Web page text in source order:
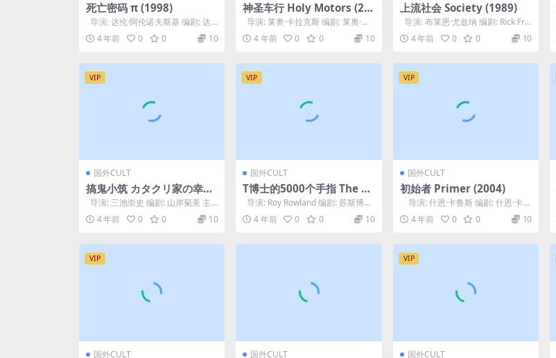
死亡密码 π (1998)
导演: 达伦·阿伦诺夫斯基 编剧: 达
伦·阿伦诺夫斯基 / 肖恩·...
4 年前 0 0 10
神圣车行 Holy Motors (20
12)
导演: 莱奥·卡拉克斯 编剧: 莱奥·卡
拉克斯 主演: 德尼·拉旺...
4 年前 0 0 10
上流社会 Society (1989)
导演: 布莱恩·尤兹纳 编剧: Rick Fr
y / Woody ...
4 年前 0 0 10
VIP
国外CULT
搞鬼小筑 カタクリ家の幸福
(2001)
导演: 三池崇史 编剧: 山岸菊美 主
演: 泽田研二 / 松坂庆子...
4 年前 0 0 10
VIP
国外CULT
T博士的5000个手指 The 5,
000 Fingers of Dr. T. (195
3)
导演: Roy Rowland 编剧: 苏斯博
士 / 艾伦·斯科特...
4 年前 0 0 10
VIP
国外CULT
初始者 Primer (2004)
导演: 什恩·卡鲁斯 编剧: 什恩·卡鲁
斯 主演: ...
4 年前 0 0 10
VIP
国外CULT 国外CULT
VIP
国外CULT